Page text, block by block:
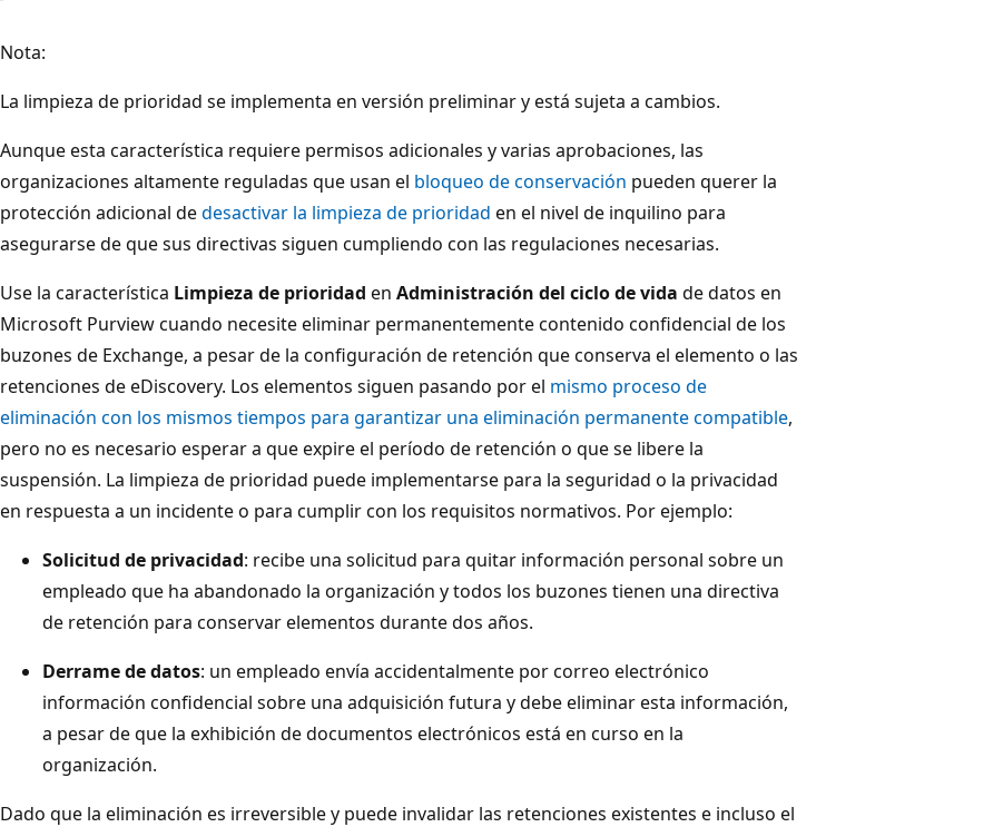
Nota:
La limpieza de prioridad se implementa en versión preliminar y está sujeta a cambios.
Aunque esta característica requiere permisos adicionales y varias aprobaciones, las
organizaciones altamente reguladas que usan el bloqueo de conservación pueden querer la
protección adicional dedesactivar la limpieza de prioridad en el nivel de inquilino para
asegurarse de que sus directivas siguen cumpliendo con las regulaciones necesarias.
Use la característica Limpieza de prioridad en Administración del ciclo de vida de datos en
Microsoft Purview cuando necesite eliminar permanentemente contenido confidencial de los
buzones de Exchange, a pesar de la configuración de retención que conserva el elemento o las
retenciones de eDiscovery. Los elementos siguen pasando por el mismo proceso de
eliminación con los mismos tiempos para garantizar una eliminación permanente compatible,
pero no es necesario esperar a que expire el período de retención o que se libere la
suspensión. La limpieza de prioridad puede implementarse para la seguridad o la privacidad
en respuesta a un incidente o para cumplir con los requisitos normativos. Por ejemplo:
Solicitud de privacidad: recibe una solicitud para quitar información personal sobre un
empleado que ha abandonado la organización y todos los buzones tienen una directiva
de retención para conservar elementos durante dos años.
Derrame de datos: un empleado envía accidentalmente por correo electrónico
información confidencial sobre una adquisición futura y debe eliminar esta información,
a pesar de que la exhibición de documentos electrónicos está en curso en la
organización.
Dado que la eliminación es irreversible y puede invalidar las retenciones existentes e incluso el